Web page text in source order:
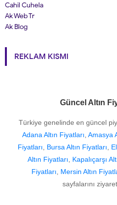
Cahil Cuhela
Ak Web Tr
Ak Blog
REKLAM KISMI
Güncel Altın
Türkiye genelinde en güncel
Adana Altın Fiyatları Amasya
Fiyatları
Bursa Altın Fiyatları
Altın Fiyatları
Kapalıçarşı
Fiyatları
Mersin Altın
sayfalarını